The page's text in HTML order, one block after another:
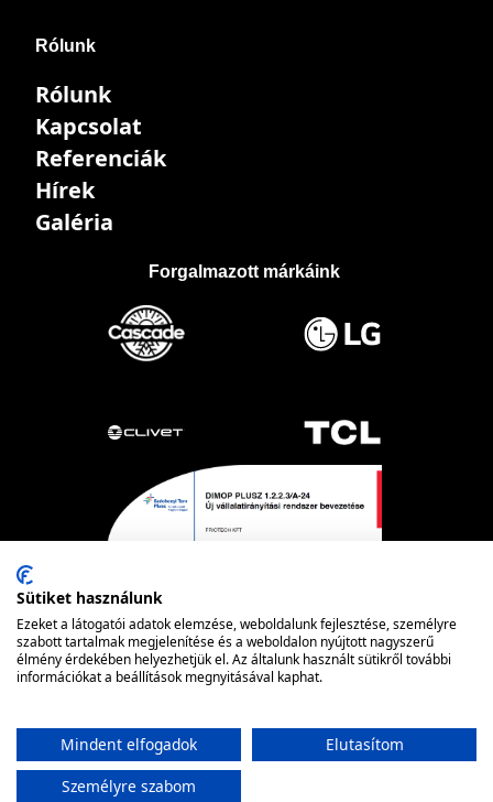
Rólunk
Rólunk
Kapcsolat
Referenciák
Hírek
Galéria
Forgalmazott márkáink
Powered by nopCommerce
Sütiket használunk
Ezeket a látogatói adatok elemzése, weboldalunk fejlesztése, személyre
szabott tartalmak megjelenítése és a weboldalon nyújtott nagyszerű
élmény érdekében helyezhetjük el. Az általunk használt sütikről további
információkat a beállítások megnyitásával kaphat.
Mindent elfogadok
Elutasítom
Személyre szabom